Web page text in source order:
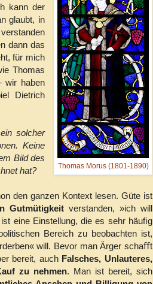
Thomas Morus (1801-1890)
kann der
glaubt, in
dann das
für mich
Thomas
wir haben
Dietrich
solcher
Keine
Bild des
hat?
den ganzen Kontext lesen. Güte ist
Gutmütigkeit verstanden, »ich will
eine Einstellung, die es sehr häuﬁg
Bereich zu beobachten ist,
will. Bevor man Ärger schaﬀt
bereit, auch Falsches, Unlauteres,
zu nehmen. Man ist bereit, sich